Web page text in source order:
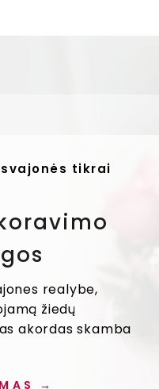
tikrai
realybe,
žiedų
akordas skamba
→